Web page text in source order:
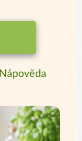
Nápověda